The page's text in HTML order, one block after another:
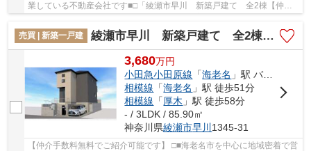
業している不動産会社です■□「綾瀬市早川 新築戸建て 全2棟【仲介
売買 | 新築一戸建
綾瀬市早川 新築戸建て 全2棟【仲介手数料無料】
3,680万円
小田急小田原線 「海老名 」駅 バス23分 「武者寄橋」 停歩3分
相模線 「海老名 」駅 徒歩51分
相模線 「厚木 」駅 徒歩58分
- / 3LDK / 85.90㎡
神奈川県綾瀬市早川 1345-31
【仲介手数料無料でご紹介可能です】 □■海老名市を中心に地域密着で営